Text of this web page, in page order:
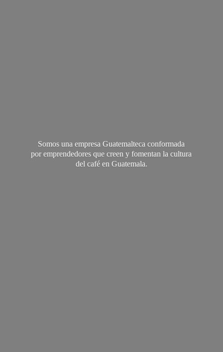
Somos una empresa Guatemalteca conformada
por emprendedores que creen y fomentan la cultura
del café en Guatemala.